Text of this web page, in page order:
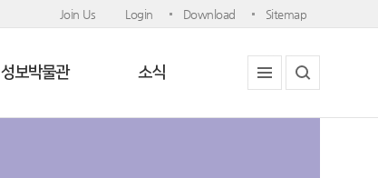
Join Us Login Download Sitemap
성보박물관 소식